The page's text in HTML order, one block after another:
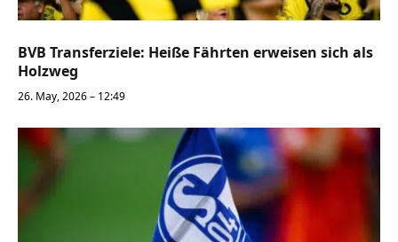
BVB Transferziele: Heiße Fährten erweisen sich als
Holzweg
26. May, 2026 – 12:49